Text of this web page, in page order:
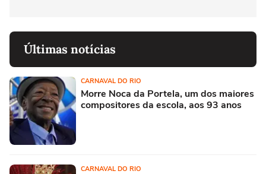
Últimas notícias
CARNAVAL DO RIO
Morre Noca da Portela, um dos maiores
compositores da escola, aos 93 anos
CARNAVAL DO RIO